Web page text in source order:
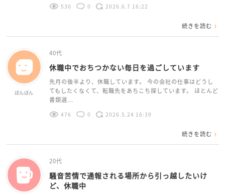
530 0 2026.6.7 16:22
続きを読む
ぼんぼん
40代
休職中でおちつかない毎日を過ごしています
先月の後半より、休職しています。 今の会社の仕事はどうし
てもしたくなくて、転職先をあちこち探しています。 ほとんど
書類選...
476 0 2026.5.24 16:39
続きを読む
20代
騒音苦情で通報される場所から引っ越したいけ
ど、休職中